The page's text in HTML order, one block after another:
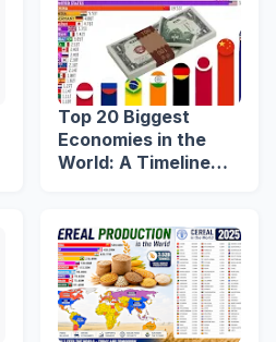
Top 20 Biggest
Economies in the
World: A Timeline